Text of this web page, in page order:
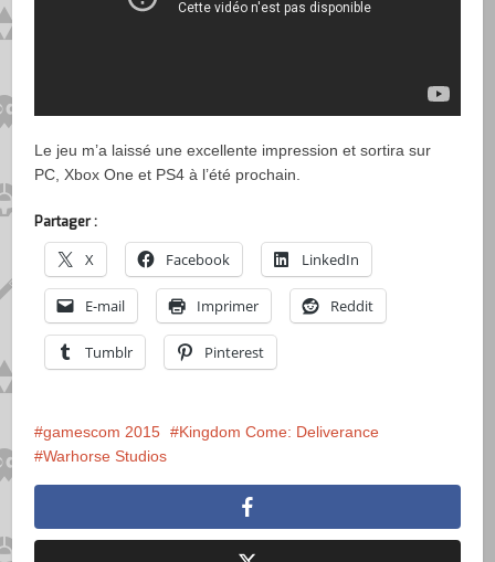
Le jeu m’a laissé une excellente impression et sortira sur
PC, Xbox One et PS4 à l’été prochain.
Partager :
X Facebook LinkedIn
E-mail Imprimer Reddit
Tumblr Pinterest
gamescom 2015
Kingdom Come: Deliverance
Warhorse Studios